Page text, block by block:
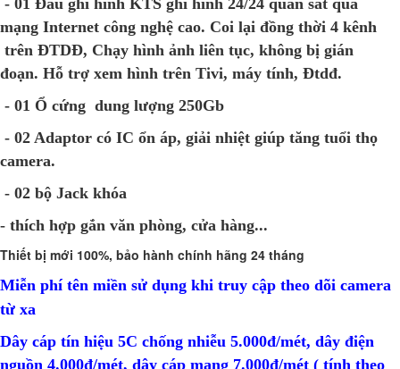
Laptop Dell Latitude E7280 - Intel Core i5- 6300U .( TH6)- 4G-128G-
12.5'
8,550,000 đ
Laptop Dell Latitude E5470 - Intel Corei5 -6200U.( TH6).-8G-256G-14'
8,650,000 đ
Laptop Dell Latitude E7270 - Intel Core i5- 6600U.( TH6)-8G-
SSD256G- 12.5' CẢM ỨNG FHD
9.100.000 đ
Laptop Dell Latitude E7270 - Intel Core i7- 6600U.( TH6)-4G-
SSD128G- 12.5'
8.500.000 đ
Laptop Dell Latitude E7270 - Intel Core i5 - 6200U.( TH6)- 4G-
mạng Internet công nghệ cao. Coi lại đồng thời 4 kênh
trên ĐTDĐ, Chạy hình ảnh liên tục, không bị gián
đoạn. Hỗ trợ xem hình trên Tivi, máy tính, Đtdđ.
- 01 Ổ cứng dung lượng 250Gb
- 02 Adaptor có IC ổn áp, giải nhiệt giúp tăng tuổi thọ
camera.
- 02 bộ Jack khóa
- thích hợp gắn văn phòng, cửa hàng...
Thiết bị mới 100%, bảo hành chính hãng 24 tháng
Miễn phí tên miền sử dụng khi truy cập theo dõi camera
từ xa
Dây cáp tín hiệu 5C chống nhiễu 5.000đ/mét, dây điện
nguồn 4.000đ/mét, dây cáp mạng 7.000đ/mét ( tính theo